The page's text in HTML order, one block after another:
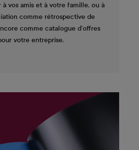
à vos amis et à votre famille, ou à
comme rétrospective de
comme catalogue d’offres
votre entreprise.